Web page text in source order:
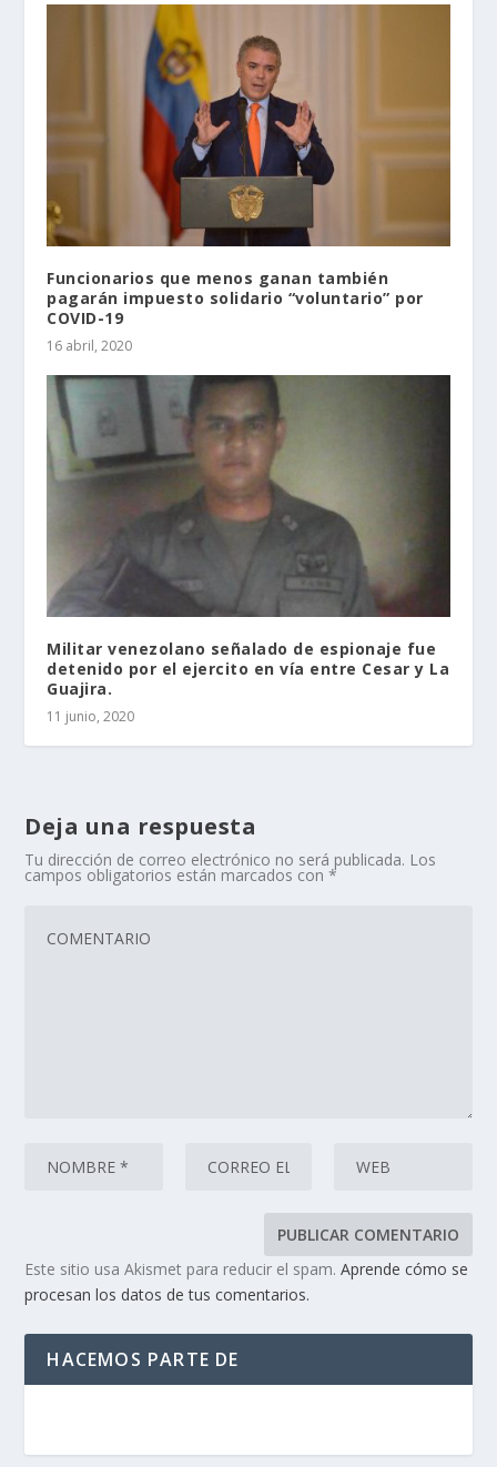
Funcionarios que menos ganan también
pagarán impuesto solidario “voluntario” por
COVID-19
16 abril, 2020
Militar venezolano señalado de espionaje fue
detenido por el ejercito en vía entre Cesar y La
Guajira.
11 junio, 2020
Deja una respuesta
Tu dirección de correo electrónico no será publicada. Los
campos obligatorios están marcados con*
Este sitio usa Akismet para reducir el spam.Aprende cómo se
procesan los datos de tus comentarios.
HACEMOS PARTE DE